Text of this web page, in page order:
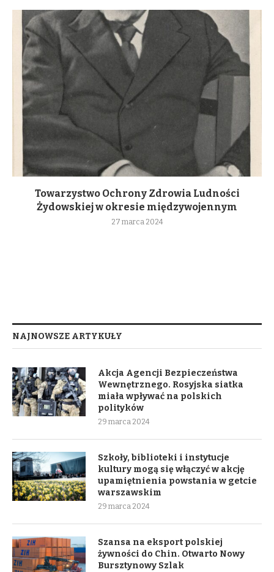
Towarzystwo Ochrony Zdrowia Ludności
Żydowskiej w okresie międzywojennym
27 marca 2024
NAJNOWSZE ARTYKUŁY
Akcja Agencji Bezpieczeństwa
Wewnętrznego. Rosyjska siatka
miała wpływać na polskich
polityków
29 marca 2024
Szkoły, biblioteki i instytucje
kultury mogą się włączyć w akcję
upamiętnienia powstania w getcie
warszawskim
29 marca 2024
Szansa na eksport polskiej
żywności do Chin. Otwarto Nowy
Bursztynowy Szlak